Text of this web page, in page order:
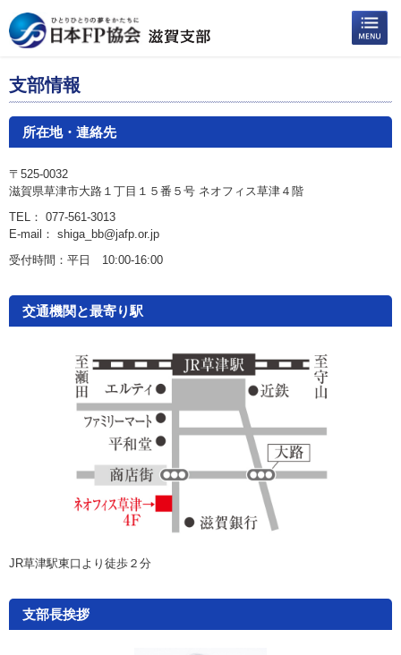
支部情報
所在地・連絡先
〒525-0032
滋賀県草津市大路１丁目１５番５号 ネオフィス草津４階
TEL： 077-561-3013
E-mail： shiga_bb@jafp.or.jp
受付時間：平日 10:00-16:00
交通機関と最寄り駅
JR草津駅東口より徒歩２分
支部長挨拶